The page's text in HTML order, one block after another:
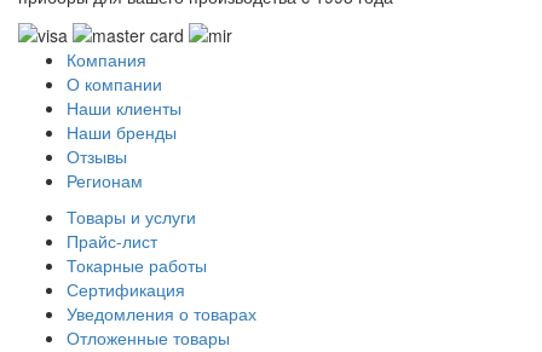
Компания
О компании
Наши клиенты
Наши бренды
Отзывы
Регионам
Товары и услуги
Прайс-лист
Токарные работы
Сертификация
Уведомления о товарах
Отложенные товары